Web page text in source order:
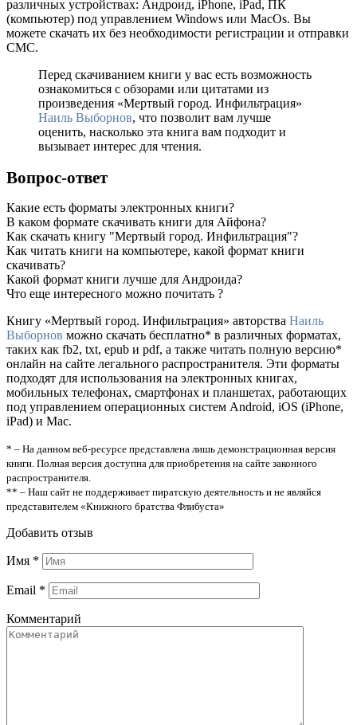
различных устройствах: Андроид, iPhone, iPad, ПК
(компьютер) под управлением Windows или MacOs. Вы
можете скачать их без необходимости регистрации и отправки
СМС.
Перед скачиванием книги у вас есть возможность
ознакомиться с обзорами или цитатами из
произведения «Мертвый город. Инфильтрация»
Наиль Выборнов, что позволит вам лучше
оценить, насколько эта книга вам подходит и
вызывает интерес для чтения.
Вопрос-ответ
Какие есть форматы электронных книги?
В каком формате скачивать книги для Айфона?
Как скачать книгу "Мертвый город. Инфильтрация"?
Как читать книги на компьютере, какой формат книги
скачивать?
Какой формат книги лучше для Андроида?
Что еще интересного можно почитать ?
Книгу «Мертвый город. Инфильтрация» авторства Наиль
Выборнов можно скачать бесплатно* в различных форматах,
таких как fb2, txt, epub и pdf, а также читать полную версию*
онлайн на сайте легального распространителя. Эти форматы
подходят для использования на электронных книгах,
мобильных телефонах, смартфонах и планшетах, работающих
под управлением операционных систем Android, iOS (iPhone,
iPad) и Mac.
* – На данном веб-ресурсе представлена лишь демонстрационная версия
книги. Полная версия доступна для приобретения на сайте законного
распространителя.
** – Наш сайт не поддерживает пиратскую деятельность и не являйся
представителем «Книжного братства Флибуста»
Добавить отзыв
Имя *
Email *
Комментарий